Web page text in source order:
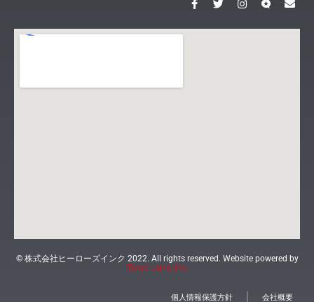
© 株式会社ヒーローズインク 2022. All rights reserved. Website powered by
Tokyo Juho, Inc.
個人情報保護方針 会社概要